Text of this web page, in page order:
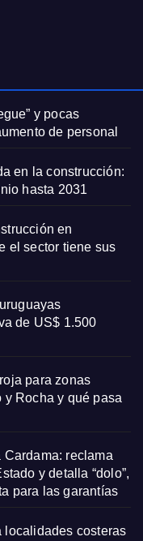
y pocas
de personal
en la construcción:
hasta 2031
en
el sector tiene sus
de US$ 1.500
para zonas
Rocha y qué pasa
reclama
y detalla “dolo”,
para las garantías
localidades costeras